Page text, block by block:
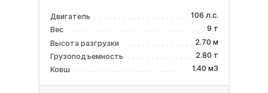
Двигатель
106 л.с.
Вес
9 т
Высота разгрузки
2.70 м
Грузоподъемность
2.80 т
Ковш
1.40 м3